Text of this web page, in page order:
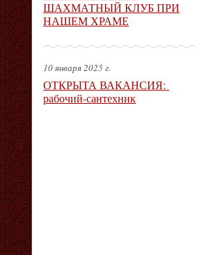
ШАХМАТНЫЙ КЛУБ ПРИ
НАШЕМ ХРАМЕ
10 января 2025 г.
ОТКРЫТА ВАКАНСИЯ:
рабочий-сантехник